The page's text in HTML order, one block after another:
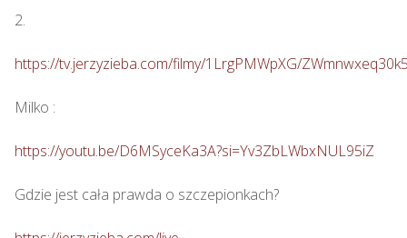
2.
https://tv.jerzyzieba.com/filmy/1LrgPMWpXG/
Milko :
https://youtu.be/D6MSyceKa3A?si=Yv3ZbLWbxNUL95iZ
Gdzie jest cała prawda o szczepionkach?